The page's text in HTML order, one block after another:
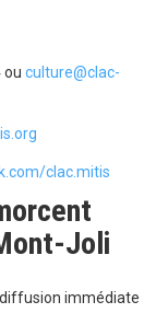
ou culture@clac-
clac.mitis
­Joli
immédiate